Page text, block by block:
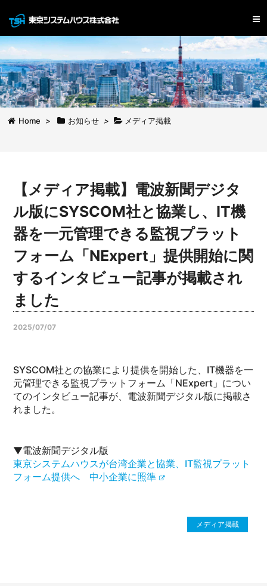
Home > お知らせ > メディア掲載
【メディア掲載】電波新聞デジタ
ル版にSYSCOM社と協業し、IT機
器を一元管理できる監視プラット
フォーム「NExpert」提供開始に関
するインタビュー記事が掲載され
ました
2025/07/07
SYSCOM社との協業により提供を開始した、IT機器を一
元管理できる監視プラットフォーム「NExpert」につい
てのインタビュー記事が、電波新聞デジタル版に掲載さ
れました。
▼電波新聞デジタル版
東京システムハウスが台湾企業と協業、IT監視プラット
フォーム提供へ 中小企業に照準
メディア掲載